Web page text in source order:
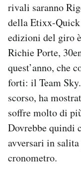
rivali saranno
della Etixx-
edizioni del giro
Richie Porte,
quest’anno, che
forti: il Team
scorso, ha
soffre molto di
Dovrebbe quindi
avversari in
cronometro.